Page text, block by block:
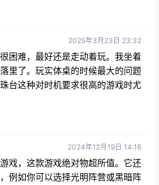
2025年3月23日 23:32
困难，最好还是走动着玩。我坐着
里了。玩实体桌的时候最大的问题
台这种对时机要求很高的游戏时尤
2024年12月19日 14:16
戏，这款游戏绝对物超所值。它还
例如你可以选择光明阵营或黑暗阵